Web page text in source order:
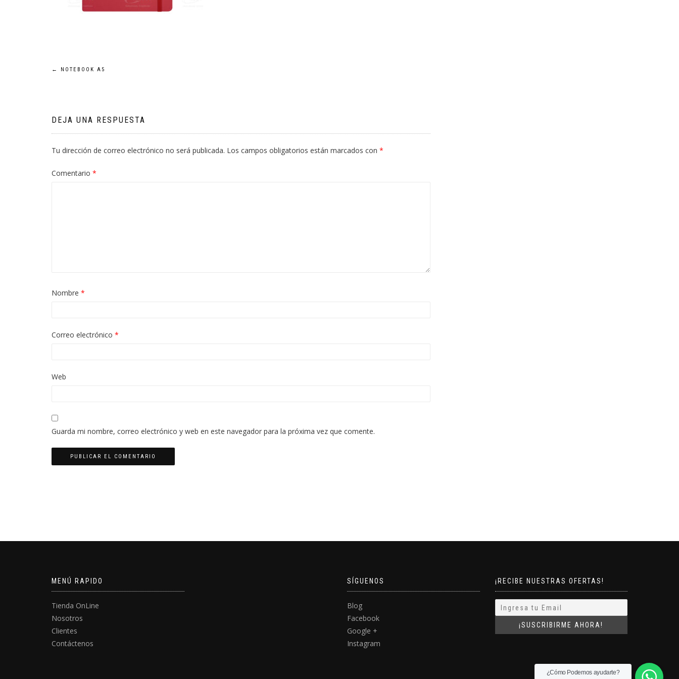
Navegación
entradas
← NOTEBOOK A5
DEJA UNA RESPUESTA
Tu dirección de correo electrónico no será publicada. Los campos obligatorios están marcados con *
Comentario *
Nombre *
Correo electrónico *
Web
Guarda mi nombre, correo electrónico y web en este navegador para la próxima vez que comente.
MENÚ RAPIDO
Tienda OnLine
Nosotros
Clientes
Contáctenos
SÍGUENOS
Blog
Facebook
Google +
Instagram
¡RECIBE NUESTRAS OFERTAS!
¿Cómo Podemos ayudarte?